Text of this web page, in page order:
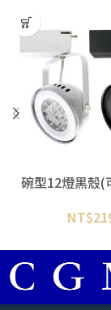
碗型12燈黑殼(
NT$